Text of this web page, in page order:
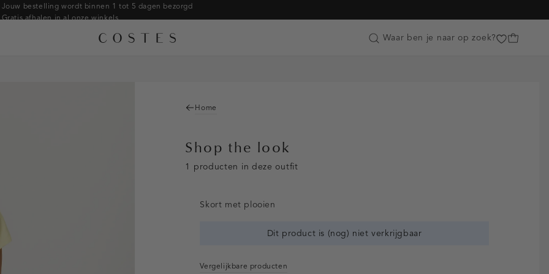
Jouw bestelling wordt binnen 1 tot 5 dagen bezorgd
Gratis afhalen in al onze winkels
Betaal zoals jij wilt: o.a. iDEAL | Wero, Riverty, Apple pay & creditcard
Customer Care
Waar ben je naar op zoek?
Home
Shop the look
1 producten in deze outfit
Skort met plooien
Dit product is (nog) niet verkrijgbaar
Vergelijkbare producten